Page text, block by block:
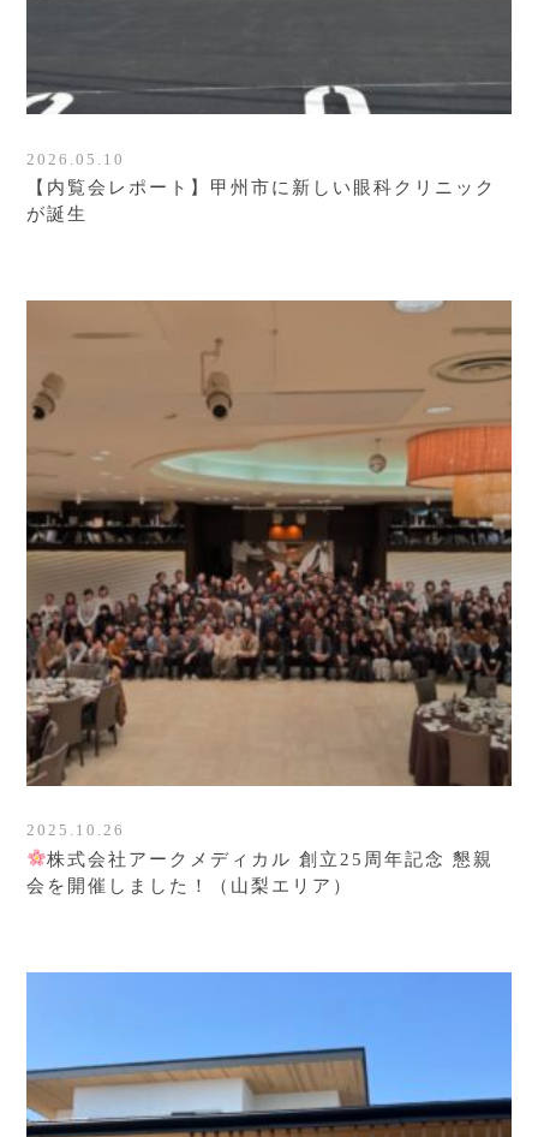
2026.05.10
【内覧会レポート】甲州市に新しい眼科クリニック
が誕生
2025.10.26
株式会社アークメディカル 創立25周年記念 懇親
会を開催しました！（山梨エリア）